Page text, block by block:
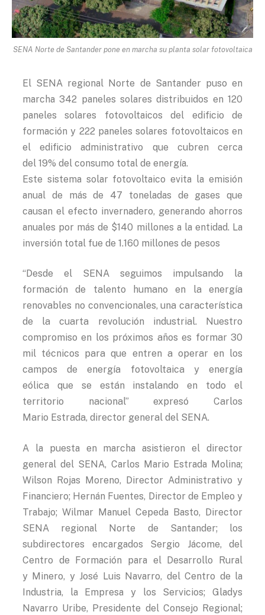
SENA Norte de Santander pone en marcha su planta solar fotovoltaica
El SENA regional Norte de Santander puso en
marcha 342 paneles solares distribuidos en 120
paneles solares fotovoltaicos del edificio de
formación y 222 paneles solares fotovoltaicos en
el edificio administrativo que cubren cerca
del 19% del consumo total de energía.
Este sistema solar fotovoltaico evita la emisión
anual de más de 47 toneladas de gases que
causan el efecto invernadero, generando ahorros
anuales por más de $140 millones a la entidad. La
inversión total fue de 1.160 millones de pesos
“Desde el SENA seguimos impulsando la
formación de talento humano en la energía
renovables no convencionales, una característica
de la cuarta revolución industrial. Nuestro
compromiso en los próximos años es formar 30
mil técnicos para que entren a operar en los
campos de energía fotovoltaica y energía
eólica que se están instalando en todo el
territorio nacional” expresó Carlos
Mario Estrada, director general del SENA.
A la puesta en marcha asistieron el director
general del SENA, Carlos Mario Estrada Molina;
Wilson Rojas Moreno, Director Administrativo y
Financiero; Hernán Fuentes, Director de Empleo y
Trabajo; Wilmar Manuel Cepeda Basto, Director
SENA regional Norte de Santander; los
subdirectores encargados Sergio Jácome, del
Centro de Formación para el Desarrollo Rural
y Minero, y José Luis Navarro, del Centro de la
Industria, la Empresa y los Servicios; Gladys
Navarro Uribe, Presidente del Consejo Regional;